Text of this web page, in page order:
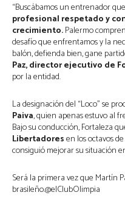
“Buscábamos un entrenador
profesional respetado y
crecimiento.Palermo
desafío que enfrentamos y la
balón, defienda bien, gane
Paz, director ejecutivo de
por la entidad.
La designación del “Loco” se
Paiva, quien apenas estuvo al
Bajo su conducción, Fortaleza
Libertadoresen los octavos
consiguió mejorar su situación
Será la primera vez que Martín
brasileño.@elClubOlimpia